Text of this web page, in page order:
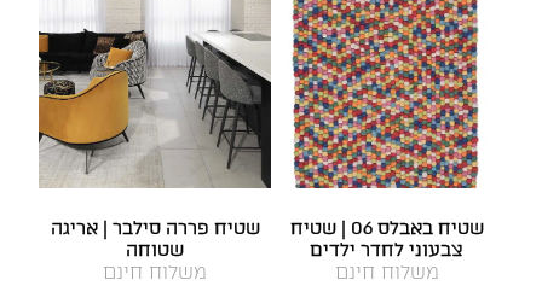
שטיח באבלס 06 | שטיח
צבעוני לחדר ילדים
משלוח חינם
שטיח פררה סילבר | אריגה
שטוחה
משלוח חינם